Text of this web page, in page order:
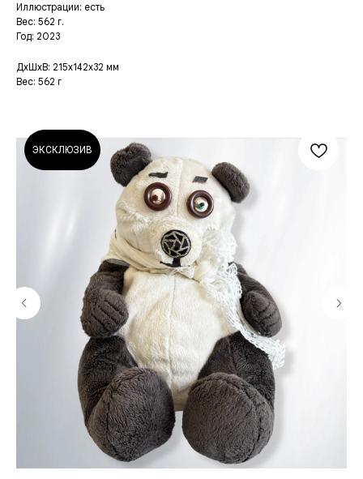
Иллюстрации: есть
Вес: 562 г.
Год: 2023
ДxШxВ: 215x142x32 мм
Вес: 562 г
ЭКСКЛЮЗИВ